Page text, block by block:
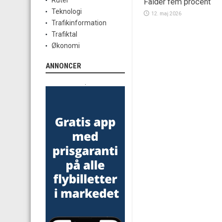
12. maj 2026
Teknologi
Trafikinformation
Trafiktal
Økonomi
ANNONCER